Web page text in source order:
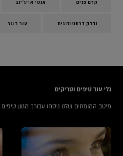
קרם פנים אנטי אייג'ינג
נבדק דרמטולוגית עור בוגר
גלי עוד טיפים וטריקים
מיטב המומחים שלנו ניסחו עבורך מגוון